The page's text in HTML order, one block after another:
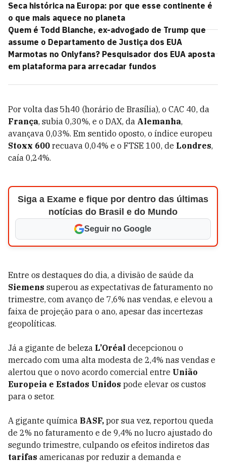
Seca histórica na Europa: por que esse continente é
o que mais aquece no planeta
Quem é Todd Blanche, ex-advogado de Trump que
assume o Departamento de Justiça dos EUA
Marmotas no Onlyfans? Pesquisador dos EUA aposta
em plataforma para arrecadar fundos
Por volta das 5h40 (horário de Brasília), o CAC 40, da
França, subia 0,30%, e o DAX, da Alemanha,
avançava 0,03%. Em sentido oposto, o índice europeu
Stoxx 600 recuava 0,04% e o FTSE 100, de Londres,
caía 0,24%.
Siga a Exame e fique por dentro das últimas
notícias do Brasil e do Mundo
Seguir no Google
Entre os destaques do dia, a divisão de saúde da
Siemens superou as expectativas de faturamento no
trimestre, com avanço de 7,6% nas vendas, e elevou a
faixa de projeção para o ano, apesar das incertezas
geopolíticas.
Já a gigante de beleza L’Oréal decepcionou o
mercado com uma alta modesta de 2,4% nas vendas e
alertou que o novo acordo comercial entre União
Europeia e Estados Unidos pode elevar os custos
para o setor.
A gigante química BASF, por sua vez, reportou queda
de 2% no faturamento e de 9,4% no lucro ajustado do
segundo trimestre, culpando os efeitos indiretos das
tarifas americanas por reduzir a demanda e